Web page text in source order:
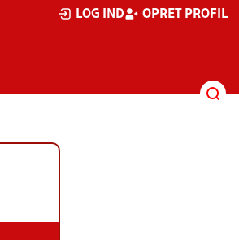
LOG IND OPRET PROFIL